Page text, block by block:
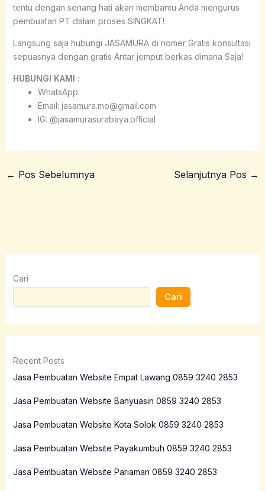
tentu dengan senang hati akan membantu Anda mengurus
pembuatan PT dalam proses SINGKAT!
Langsung saja hubungi JASAMURA di nomer Gratis konsultasi
sepuasnya dengan gratis Antar jemput berkas dimana Saja!
HUBUNGI KAMI :
WhatsApp:
Email: jasamura.mo@gmail.com
IG: @jasamurasurabaya.official
← Pos Sebelumnya Selanjutnya Pos →
Cari
Cari
Recent Posts
Jasa Pembuatan Website Empat Lawang 0859 3240 2853
Jasa Pembuatan Website Banyuasin 0859 3240 2853
Jasa Pembuatan Website Kota Solok 0859 3240 2853
Jasa Pembuatan Website Payakumbuh 0859 3240 2853
Jasa Pembuatan Website Pariaman 0859 3240 2853